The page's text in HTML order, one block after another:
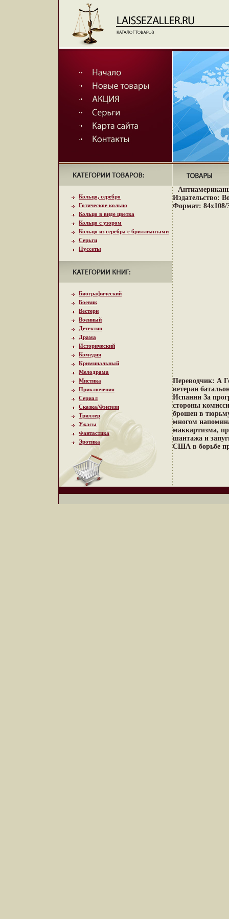
Кольцо, серебро
Готическое кольцо
Кольцо в виде цветка
Кольцо с узором
Кольцо из серебра с бриллиантами
Серьги
Пуссеты
Биографический
Боевик
Вестерн
Военный
Детектив
Драма
Исторический
Комедия
Криминальный
Мелодрама
Мистика
Приключения
Сериал
Сказка/Фэнтези
Триллер
Ужасы
Фантастика
Эротика
Издательство:
Формат: 84x108/
Переводчик: А
ветеран
Испании За
стороны
брошен в
многом
маккартизма,
шантажа и
США в борьбе